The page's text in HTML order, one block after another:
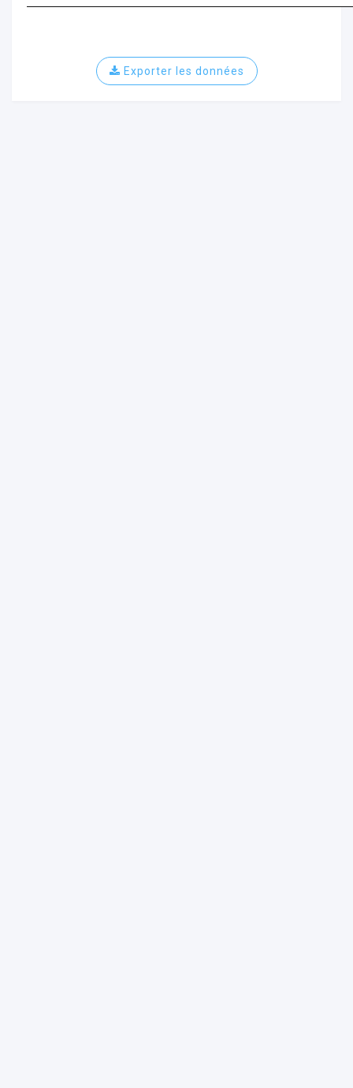
Exporter les données